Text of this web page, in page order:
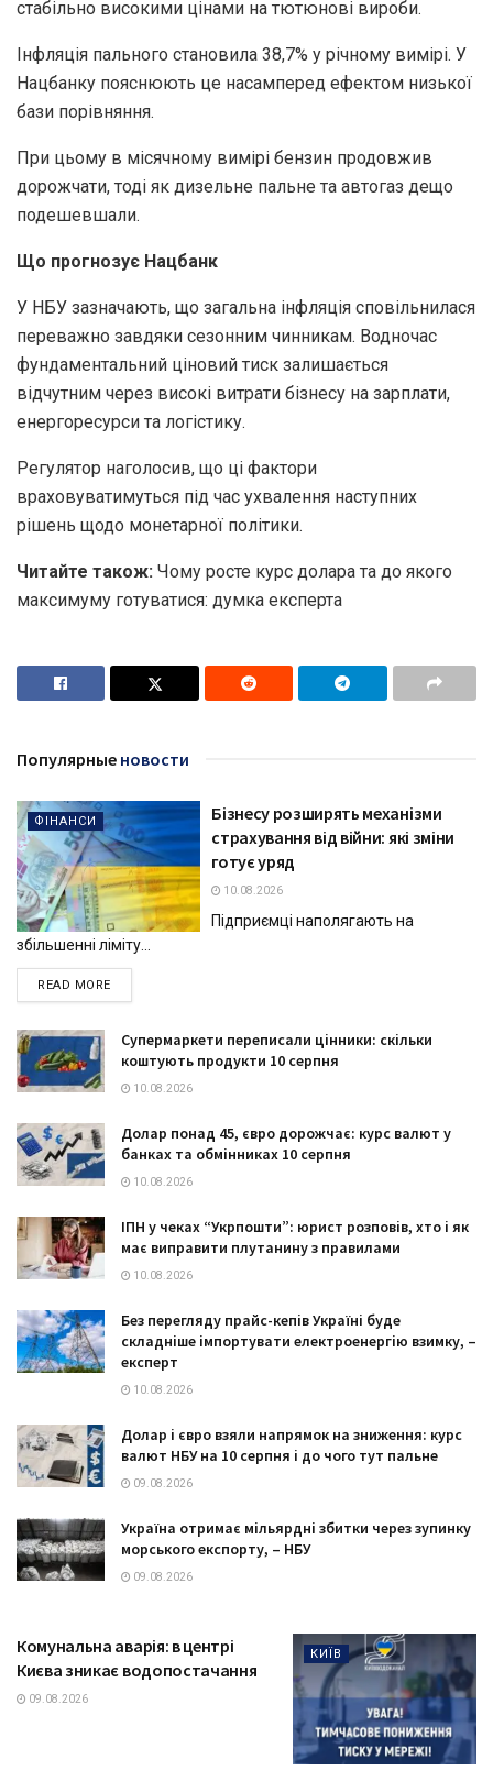
стабільно високими цінами на тютюнові вироби.
Інфляція пального становила 38,7% у річному вимірі. У
Нацбанку пояснюють це насамперед ефектом низької
бази порівняння.
При цьому в місячному вимірі бензин продовжив
дорожчати, тоді як дизельне пальне та автогаз дещо
подешевшали.
Що прогнозує Нацбанк
У НБУ зазначають, що загальна інфляція сповільнилася
переважно завдяки сезонним чинникам. Водночас
фундаментальний ціновий тиск залишається
відчутним через високі витрати бізнесу на зарплати,
енергоресурси та логістику.
Регулятор наголосив, що ці фактори
враховуватимуться під час ухвалення наступних
рішень щодо монетарної політики.
Читайте також: Чому росте курс долара та до якого
максимуму готуватися: думка експерта
Популярные новости
ФІНАНСИ
Бізнесу розширять механізми
страхування від війни: які зміни
готує уряд
10.08.2026
Підприємці наполягають на
збільшенні ліміту...
READ MOREDETAILS
Супермаркети переписали цінники: скільки
коштують продукти 10 серпня
10.08.2026
Долар понад 45, євро дорожчає: курс валют у
банках та обмінниках 10 серпня
10.08.2026
ІПН у чеках “Укрпошти”: юрист розповів, хто і як
має виправити плутанину з правилами
10.08.2026
Без перегляду прайс-кепів Україні буде
складніше імпортувати електроенергію взимку, –
експерт
10.08.2026
Долар і євро взяли напрямок на зниження: курс
валют НБУ на 10 серпня і до чого тут пальне
09.08.2026
Україна отримає мільярдні збитки через зупинку
морського експорту, – НБУ
09.08.2026
КИЇВ
Комунальна аварія: в центрі
Києва зникає водопостачання
09.08.2026